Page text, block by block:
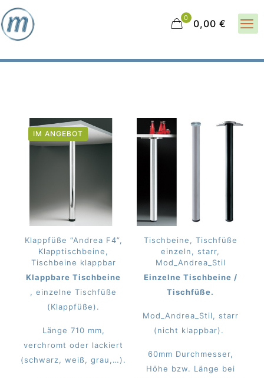
0 0,00 €
IM ANGEBOT
Klappfüße “Andrea F4”,
Klapptischbeine,
Tischbeine klappbar
Klappbare Tischbeine
, einzelne Tischfüße
(Klappfüße).
Länge 710 mm,
verchromt oder lackiert
(schwarz, weiß, grau,…).
Tischbeine, Tischfüße
einzeln, starr,
Mod_Andrea_Stil
Einzelne Tischbeine /
Tischfüße.
Mod_Andrea_Stil, starr
(nicht klappbar).
60mm Durchmesser,
Höhe bzw. Länge bei